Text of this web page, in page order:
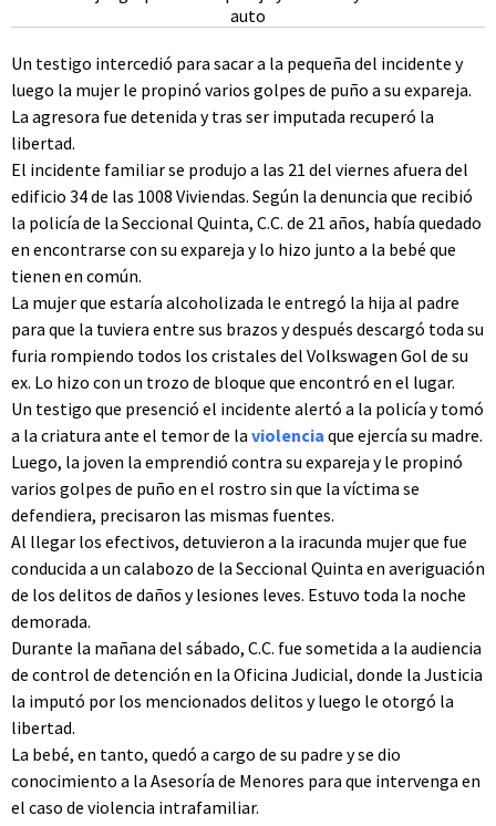
Un testigo intercedió para sacar a la pequeña del incidente y
luego la mujer le propinó varios golpes de puño a su expareja.
La agresora fue detenida y tras ser imputada recuperó la
libertad.
El incidente familiar se produjo a las 21 del viernes afuera del
edificio 34 de las 1008 Viviendas. Según la denuncia que recibió
la policía de la Seccional Quinta, C.C. de 21 años, había quedado
en encontrarse con su expareja y lo hizo junto a la bebé que
tienen en común.
La mujer que estaría alcoholizada le entregó la hija al padre
para que la tuviera entre sus brazos y después descargó toda su
furia rompiendo todos los cristales del Volkswagen Gol de su
ex. Lo hizo con un trozo de bloque que encontró en el lugar.
Un testigo que presenció el incidente alertó a la policía y tomó
a la criatura ante el temor de la violencia que ejercía su madre.
Luego, la joven la emprendió contra su expareja y le propinó
varios golpes de puño en el rostro sin que la víctima se
defendiera, precisaron las mismas fuentes.
Al llegar los efectivos, detuvieron a la iracunda mujer que fue
conducida a un calabozo de la Seccional Quinta en averiguación
de los delitos de daños y lesiones leves. Estuvo toda la noche
demorada.
Durante la mañana del sábado, C.C. fue sometida a la audiencia
de control de detención en la Oficina Judicial, donde la Justicia
la imputó por los mencionados delitos y luego le otorgó la
libertad.
La bebé, en tanto, quedó a cargo de su padre y se dio
conocimiento a la Asesoría de Menores para que intervenga en
el caso de violencia intrafamiliar.